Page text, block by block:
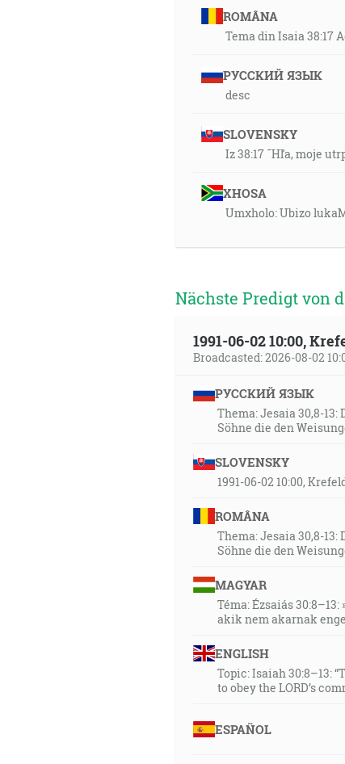
ROMÂNA
Tema din Isaia 38:17
РУССКИЙ ЯЗЫК
desc
SLOVENSKY
Iz 38:17 ˜Hľa, moje
XHOSA
Umxholo: Ubizo
Nächste Predigt von
1991-06-02 10:00,
Broadcasted: 2026-08-02
РУССКИЙ ЯЗЫК
Thema: Jesaia 30,8-
Söhne die den
SLOVENSKY
1991-06-02 10:00,
ROMÂNA
Thema: Jesaia 30,8-
Söhne die den
MAGYAR
Téma: Ézsaiás
akik nem akarnak
ENGLISH
Topic: Isaiah 30:8–13:
to obey the LORD’s
ESPAÑOL